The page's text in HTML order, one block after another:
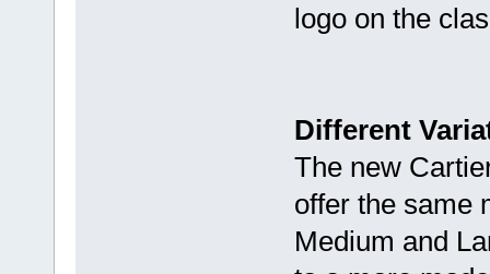
logo on the
Different
The new
offer the same
Medium and